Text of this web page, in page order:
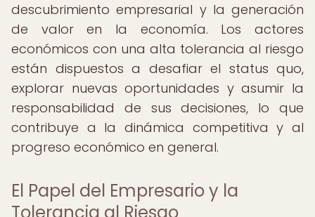
descubrimiento empresarial y la generación
de valor en la economía. Los actores
económicos con una alta tolerancia al riesgo
están dispuestos a desafiar el status quo,
explorar nuevas oportunidades y asumir la
responsabilidad de sus decisiones, lo que
contribuye a la dinámica competitiva y al
progreso económico en general.
El Papel del Empresario y la